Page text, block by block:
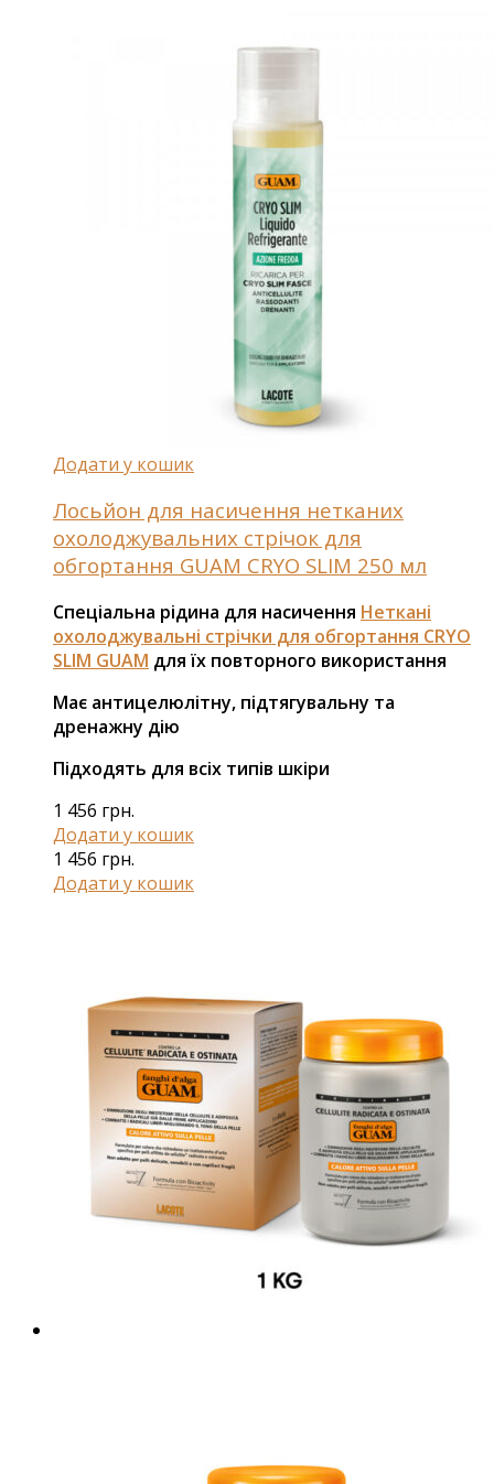
Додати у кошик
Лосьйон для насичення нетканих
охолоджувальних стрічок для
обгортання GUAM CRYO SLIM 250 мл
Спеціальна рідина для насичення Неткані
охолоджувальні стрічки для обгортання CRYO
SLIM GUAM для їх повторного використання
Має антицелюлітну, підтягувальну та
дренажну дію
Підходять для всіх типів шкіри
1 456 грн.
Додати у кошик
1 456 грн.
Додати у кошик